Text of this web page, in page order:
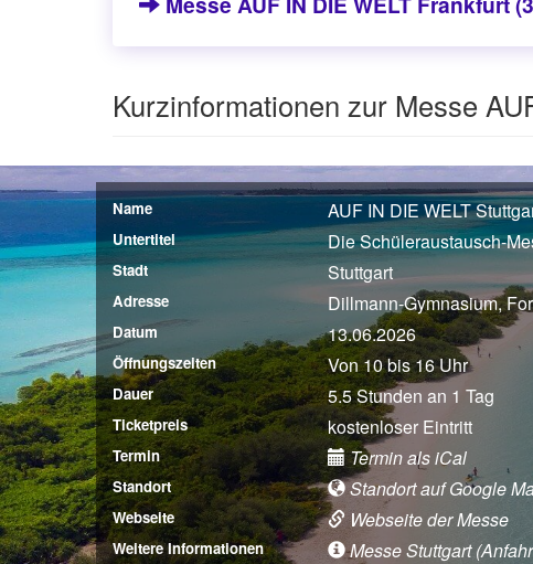
Kurzinformationen zur Messe
Name AUF IN DIE WELT
Untertitel Die Schüleraustausch-
Stadt Stuttgart
Adresse Dillmann-Gymnasium,
Datum 13.06.2026
Öffnungszeiten Von 10 bis 16 Uhr
Dauer 5.5 Stunden an 1 Tag
Ticketpreis kostenloser Eintritt
Termin Termin als iCal
Standort Standort auf Google
Webseite Webseite der Messe
Weitere Informationen Messe Stuttgart